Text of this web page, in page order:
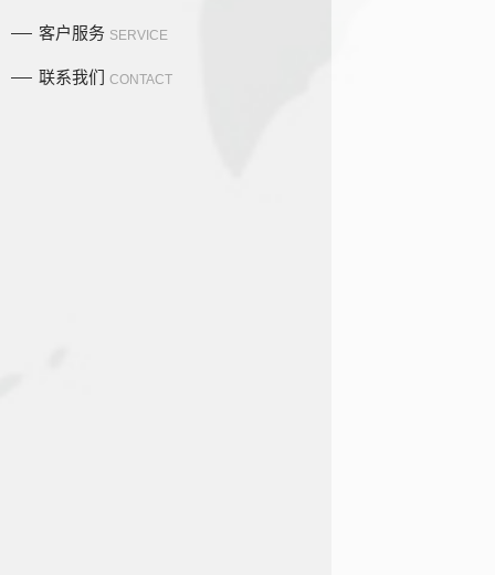
客户服务 SERVICE
联系我们 CONTACT